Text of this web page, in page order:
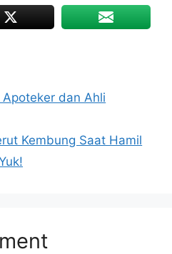
dan Ahli
Kembung Saat Hamil